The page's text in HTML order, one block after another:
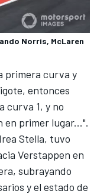
Norris, McLaren
primera curva y
entonces
curva 1, y no
en primer lugar...".
Stella, tuvo
Verstappen en
subrayando
y el estado de